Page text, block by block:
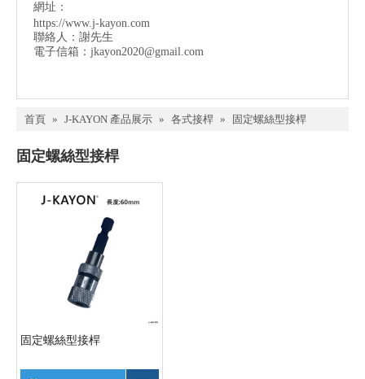
網址：
https://www.j-kayon.com
聯絡人：謝先生
電子信箱： jkayon2020@gmail.com
首頁 » J-KAYON 產品展示 » 各式接桿 » 固定螺絲型接桿
固定螺絲型接桿
固定螺絲型接桿